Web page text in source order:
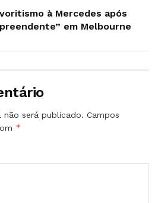
à Mercedes após
em Melbourne
não será publicado. Campos
*